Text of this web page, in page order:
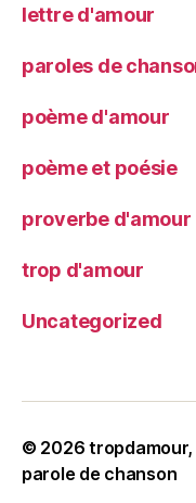
lettre d'amour
paroles de
poème d'amour
poème et poésie
proverbe d'amour
trop d'amour
Uncategorized
© 2026
parole de chanson